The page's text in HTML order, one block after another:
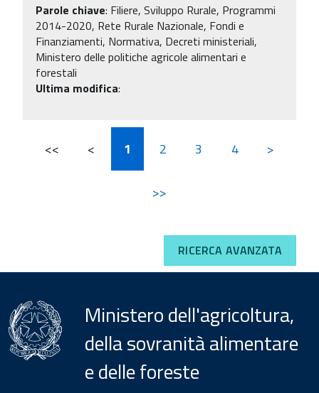
Parole chiave: Filiere, Sviluppo Rurale, Programmi
2014-2020, Rete Rurale Nazionale, Fondi e
Finanziamenti, Normativa, Decreti ministeriali,
Ministero delle politiche agricole alimentari e
forestali
Ultima modifica:
<< < 1 2 3 4 >
>>
RICERCA AVANZATA
Ministero dell'agricoltura,
della sovranità alimentare
e delle foreste